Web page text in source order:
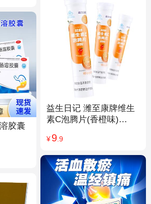
益生日记 潍至康牌维生
素C泡腾片(香橙味)
¥9.9
胶囊